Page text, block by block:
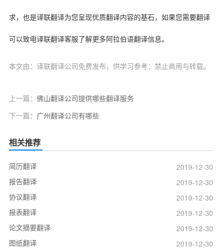
求，也是译联翻译为您呈现优质翻译内容的基石，如果您需要翻译
可以致电译联翻译客服了解更多阿拉伯语翻译信息。
本文由：译联翻译公司免费发布，供学习参考：禁止商用与转载。
上一篇： 佛山翻译公司提供哪些翻译服务
下一篇： 广州翻译公司有哪些
相关推荐
简历翻译
2019-12-30
报告翻译
2019-12-30
协议翻译
2019-12-30
报表翻译
2019-12-30
论文摘要翻译
2019-12-30
图纸翻译
2019-12-30